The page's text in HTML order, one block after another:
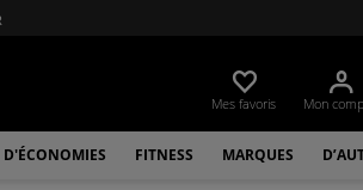
Mes favoris Mon
FITNESS MARQUES